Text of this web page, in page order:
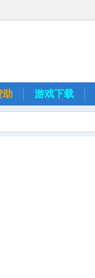
助 游戏下载